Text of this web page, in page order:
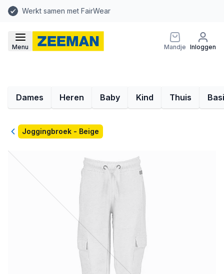
Werkt samen met FairWear
Menu Mandje Inloggen
Dames Heren Baby Kind Thuis
TerugJoggingbroek - Beige